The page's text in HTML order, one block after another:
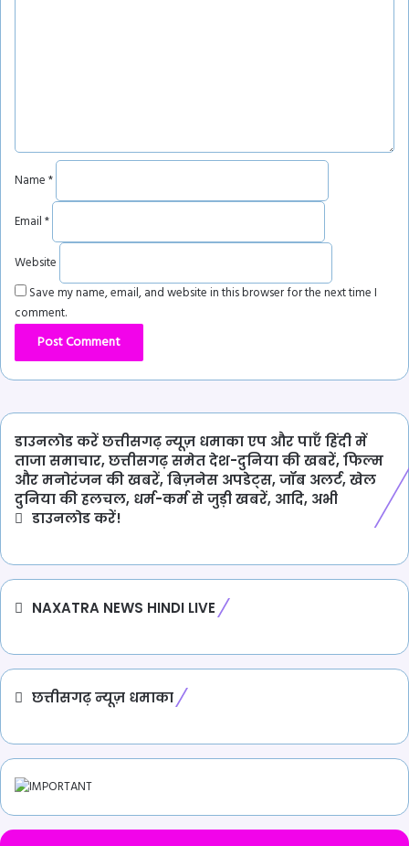
Name*
Email*
Website
Save my name, email, and website in this browser for the next time I
comment.
डाउनलोड करें छत्तीसगढ़ न्यूज़ धमाका एप और पाएँ हिंदी में
ताजा समाचार, छत्तीसगढ़ समेत देश-दुनिया की खबरें, फिल्म
और मनोरंजन की खबरें, बिज़नेस अपडेट्स, जॉब अलर्ट, खेल
दुनिया की हलचल, धर्म-कर्म से जुड़ी खबरें, आदि, अभी
डाउनलोड करें!
NAXATRA NEWS HINDI LIVE
छत्तीसगढ़ न्यूज़ धमाका